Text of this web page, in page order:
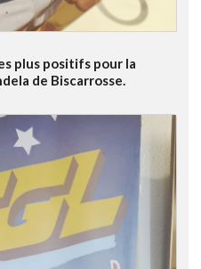
plus positifs pour la
de Biscarrosse.